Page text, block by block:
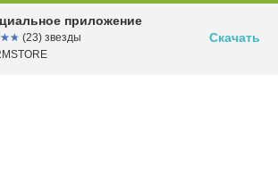
приложение
(23) звезды
Скачать